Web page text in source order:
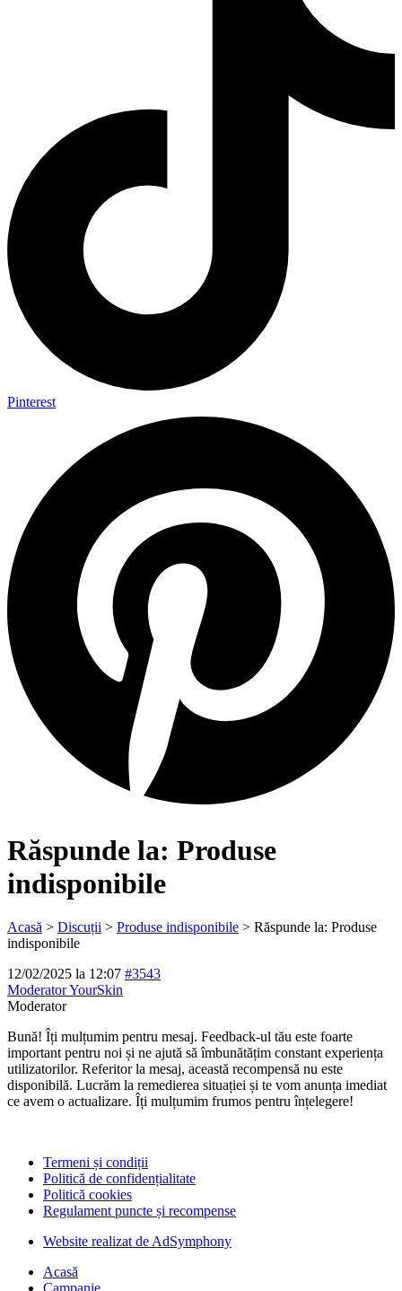
Pinterest
Răspunde la: Produse
indisponibile
Acasă > Discuții > Produse indisponibile > Răspunde la: Produse
indisponibile
12/02/2025 la 12:07 #3543
Moderator YourSkin
Moderator
Bună! Îți mulțumim pentru mesaj. Feedback-ul tău este foarte
important pentru noi și ne ajută să îmbunătățim constant experiența
utilizatorilor. Referitor la mesaj, această recompensă nu este
disponibilă. Lucrăm la remedierea situației și te vom anunța imediat
ce avem o actualizare. Îți mulțumim frumos pentru înțelegere!
Termeni și condiții
Politică de confidențialitate
Politică cookies
Regulament puncte și recompense
Website realizat de AdSymphony
Acasă